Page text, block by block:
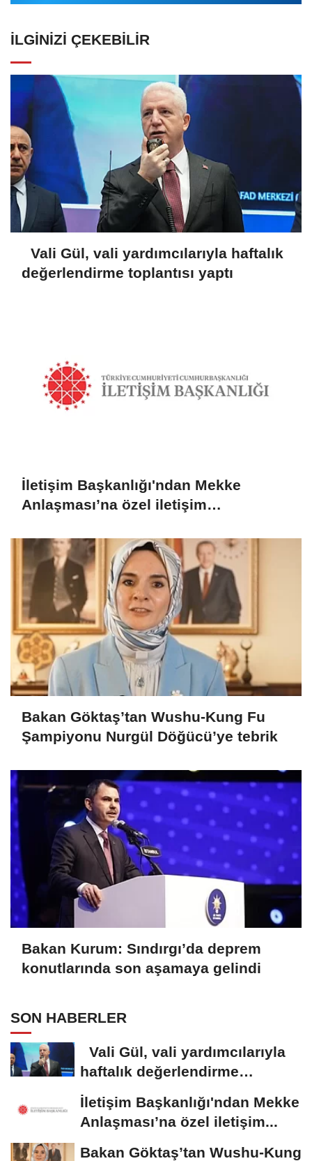
İLGINIZI ÇEKEBILIR
Vali Gül, vali yardımcılarıyla haftalık
değerlendirme toplantısı yaptı
İletişim Başkanlığı'ndan Mekke
Anlaşması’na özel iletişim
Bakan Göktaş’tan Wushu-Kung Fu
Şampiyonu Nurgül Döğücü’ye tebrik
Bakan Kurum: Sındırgı’da deprem
konutlarında son aşamaya gelindi
SON HABERLER
Vali Gül, vali yardımcılarıyla
haftalık değerlendirme
toplantısı...
İletişim Başkanlığı'ndan Mekke
Anlaşması’na özel iletişim...
Bakan Göktaş’tan Wushu-Kung